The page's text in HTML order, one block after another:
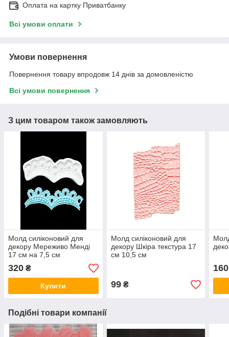
Оплата на картку Приватбанку
Всі умови оплати
Умови повернення
Повернення товару впродовж 14 днів за домовленістю
Всі умови повернення
З цим товаром також замовляють
Молд силіконовий для
декору Мереживо Менді
17 см на 7,5 см
320 ₴
Купити
Молд силіконовий для
декору Шкіра текстура 17
см 10,5 см
99₴
160
Подібні товари компанії